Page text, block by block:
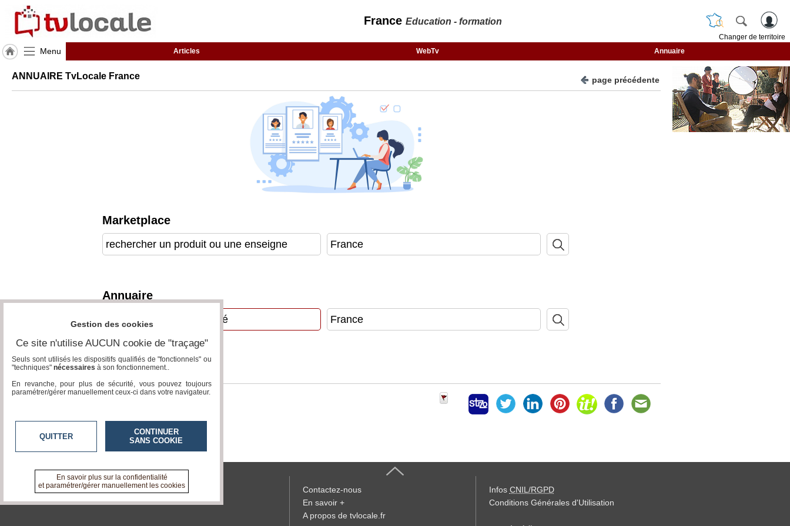
France Education - formation
Changer de territoire
Menu Articles WebTv Annuaire
J'adhère
Inscription
pro
Accès
éditeur
ANNUAIRE TvLocale France page précédente
Marketplace
Annuaire
tvlocale.fr
Contactez-nous
En savoir +
A propos de tvlocale.fr
Infos CNIL/RGPD
Conditions Générales d'Utilisation
Gestion des cookies
Ce site n'utilise AUCUN cookie de "traçage"
Seuls sont utilisés les dispositifs qualifiés de "fonctionnels" ou
"techniques" nécessaires à son fonctionnement..
En revanche, pour plus de sécurité, vous pouvez toujours
paramétrer/gérer manuellement ceux-ci dans votre navigateur.
QUITTER
CONTINUER
SANS COOKIE
En savoir plus sur la confidentialité
et paramétrer/gérer manuellement les cookies